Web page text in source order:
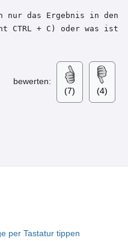
nur das Ergebnis in den
CTRL + C) oder was ist
bewerten:
(7)
(4)
per Tastatur tippen